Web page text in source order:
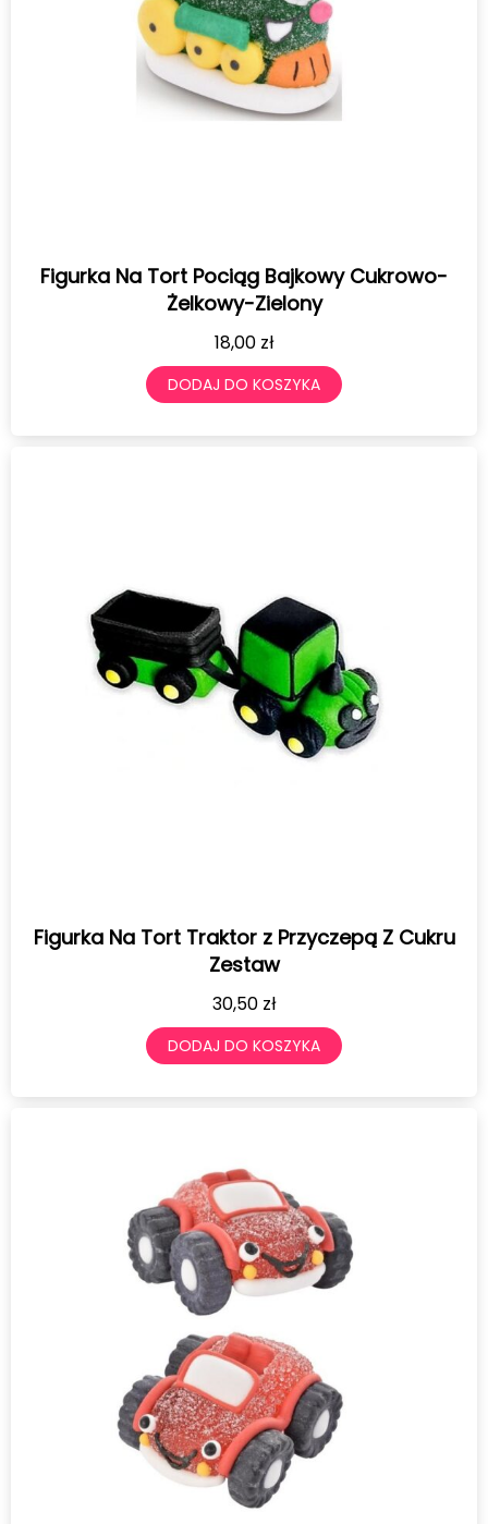
Figurka Na Tort Pociąg Bajkowy Cukrowo-
Żelkowy-Zielony
18,00 zł
DODAJ DO KOSZYKA
Figurka Na Tort Traktor z Przyczepą Z Cukru
Zestaw
30,50 zł
DODAJ DO KOSZYKA